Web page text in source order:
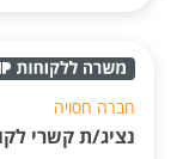
חברה חסויה
נציג/ת קשרי